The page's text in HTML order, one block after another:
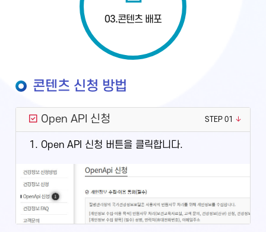
03.콘텐츠 배포
콘텐츠 신청 방법
Open API 신청 STEP 01
1. Open API 신청 버튼을 클릭합니다.